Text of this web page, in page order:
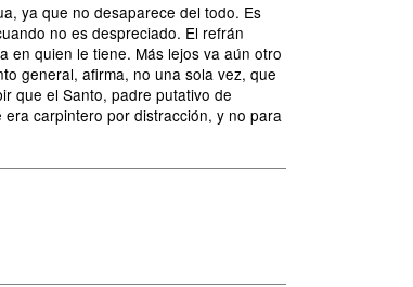
ya que no desaparece del todo. Es
no es despreciado. El refrán
en quien le tiene. Más lejos va aún otro
general, afirma, no una sola vez, que
que el Santo, padre putativo de
carpintero por distracción, y no para